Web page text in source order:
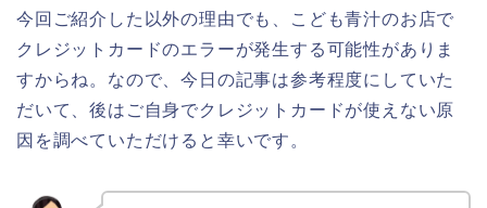
今回ご紹介した以外の理由でも、こども青汁のお店で
クレジットカードのエラーが発生する可能性がありま
すからね。なので、今日の記事は参考程度にしていた
だいて、後はご自身でクレジットカードが使えない原
因を調べていただけると幸いです。